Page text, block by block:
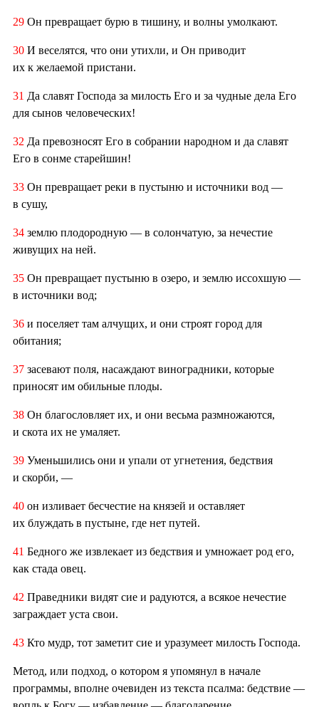
29 Он превращает бурю в тишину, и волны умолкают.
30 И веселятся, что они утихли, и Он приводит
их к желаемой пристани.
31 Да славят Господа за милость Его и за чудные дела Его
для сынов человеческих!
32 Да превозносят Его в собрании народном и да славят
Его в сонме старейшин!
33 Он превращает реки в пустыню и источники вод —
в сушу,
34 землю плодородную — в солончатую, за нечестие
живущих на ней.
35 Он превращает пустыню в озеро, и землю иссохшую —
в источники вод;
36 и поселяет там алчущих, и они строят город для
обитания;
37 засевают поля, насаждают виноградники, которые
приносят им обильные плоды.
38 Он благословляет их, и они весьма размножаются,
и скота их не умаляет.
39 Уменьшились они и упали от угнетения, бедствия
и скорби, —
40 он изливает бесчестие на князей и оставляет
их блуждать в пустыне, где нет путей.
41 Бедного же извлекает из бедствия и умножает род его,
как стада овец.
42 Праведники видят сие и радуются, а всякое нечестие
заграждает уста свои.
43 Кто мудр, тот заметит сие и уразумеет милость Господа.
Метод, или подход, о котором я упомянул в начале
программы, вполне очевиден из текста псалма: бедствие —